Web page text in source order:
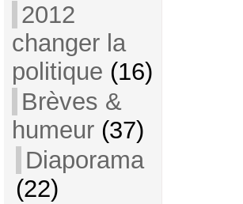
2012
changer la
politique (16)
Brèves &
humeur(37)
Diaporama
(22)